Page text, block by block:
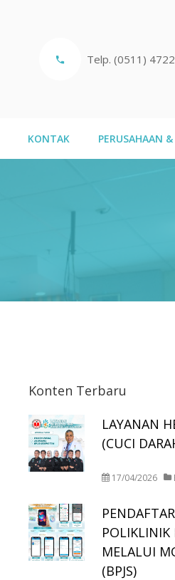
Telp. (0511)
KONTAK PERUSAHAAN
Konten Terbaru
LAYANAN
(CUCI
17/04/2026
POLIKLINIK
MELALUI
(BPJS)